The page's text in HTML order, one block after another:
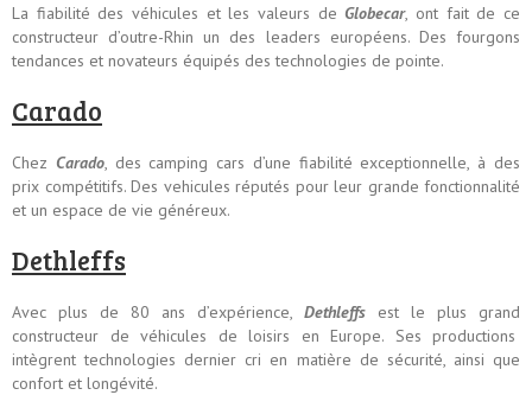
La fiabilité des véhicules et les valeurs de Globecar, ont fait de ce
constructeur d’outre-Rhin un des leaders européens. Des fourgons
tendances et novateurs équipés des technologies de pointe.
Carado
Chez Carado, des camping cars d’une fiabilité exceptionnelle, à des
prix compétitifs. Des vehicules réputés pour leur grande fonctionnalité
et un espace de vie généreux.
Dethleffs
Avec plus de 80 ans d’expérience, Dethleffs est le plus grand
constructeur de véhicules de loisirs en Europe. Ses productions
intègrent technologies dernier cri en matière de sécurité, ainsi que
confort et longévité.